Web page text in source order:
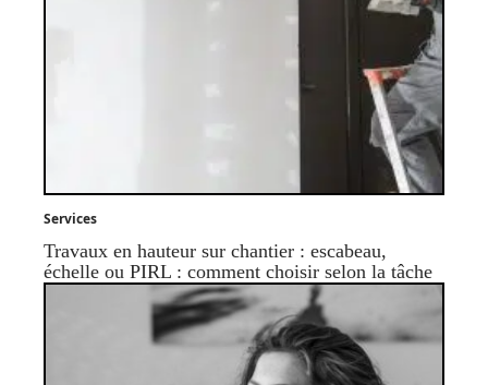
Services
Travaux en hauteur sur chantier : escabeau,
échelle ou PIRL : comment choisir selon la tâche